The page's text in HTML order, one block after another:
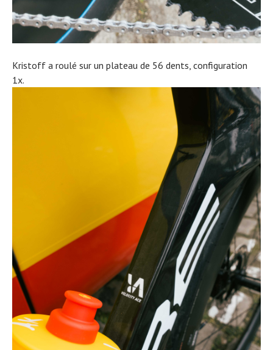
Kristoff a roulé sur un plateau de 56 dents, configuration
1x.